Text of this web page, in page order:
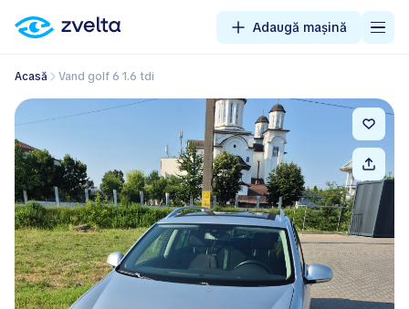
Adaugă mașină
Acasă Vand golf 6 1.6 tdi